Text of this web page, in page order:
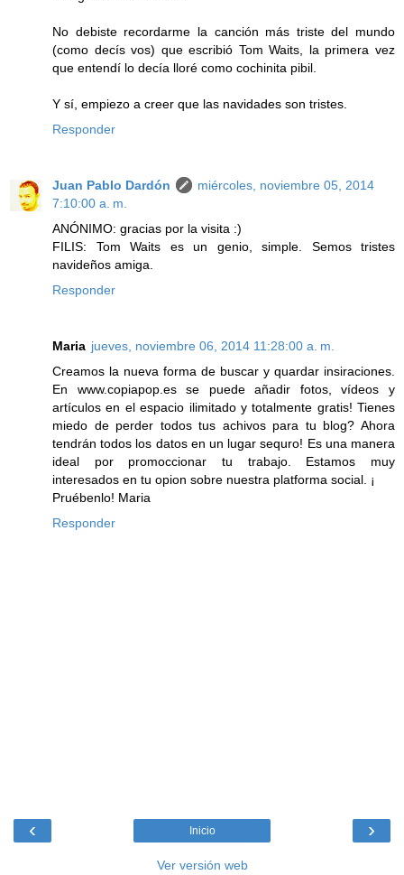
No debiste recordarme la canción más triste del mundo
(como decís vos) que escribió Tom Waits, la primera vez
que entendí lo decía lloré como cochinita pibil.
Y sí, empiezo a creer que las navidades son tristes.
Responder
Juan Pablo Dardón
miércoles, noviembre 05, 2014
7:10:00 a. m.
ANÓNIMO: gracias por la visita :)
FILIS: Tom Waits es un genio, simple. Semos tristes
navideños amiga.
Responder
Maria jueves, noviembre 06, 2014 11:28:00 a. m.
Creamos la nueva forma de buscar y quardar insiraciones.
En www.copiapop.es se puede añadir fotos, vídeos y
artículos en el espacio ilimitado y totalmente gratis! Tienes
miedo de perder todos tus achivos para tu blog? Ahora
tendrán todos los datos en un lugar sequro! Es una manera
ideal por promoccionar tu trabajo. Estamos muy
interesados en tu opion sobre nuestra platforma social. ¡
Pruébenlo! Maria
Responder
‹ ›
Inicio
Ver versión web